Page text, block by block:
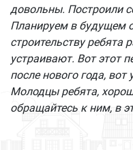
довольны. Построили
Планируем в будущем
строительству ребята
устраивают. Вот этот
после нового года,
Молодцы ребята,
обращайтесь к ним, в